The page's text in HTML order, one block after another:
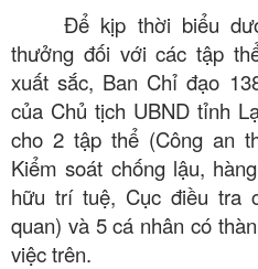
Để kịp thời biểu
thưởng đối với các tập
xuất sắc, Ban Chỉ đạo
của Chủ tịch UBND tỉnh
cho 2 tập thể (Công an
Kiểm soát chống lậu,
hữu trí tuệ, Cục điều tra
quan) và 5 cá nhân có
việc trên.